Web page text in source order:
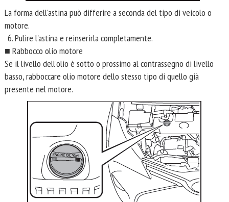
La forma dell'astina può differire a seconda del tipo di veicolo o
motore.
Pulire l'astina e reinserirla completamente.
■ Rabbocco olio motore
Se il livello dell'olio è sotto o prossimo al contrassegno di livello
basso, rabboccare olio motore dello stesso tipo di quello già
presente nel motore.